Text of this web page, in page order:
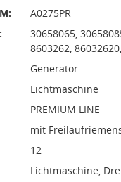
A0275PR
30658065,
8603262,
Generator
Lichtmaschine
PREMIUM LINE
mit
12
Lichtmaschine,